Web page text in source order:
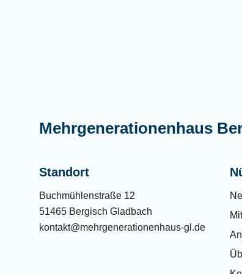
Mehrgenerationenhaus
Standort
Buchmühlenstraße 12
51465 Bergisch Gladbach
kontakt@mehrgenerationenhaus-gl.de